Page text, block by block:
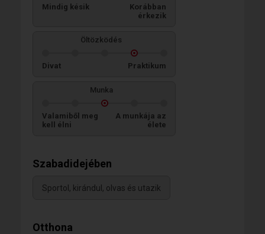
Mindig késik
Korábban
érkezik
Öltözködés
Divat Praktikum
Munka
Valamiből meg
kell élni
A munkája az
élete
Szabadidejében
Sportol, kirándul, olvas és utazik
Otthona